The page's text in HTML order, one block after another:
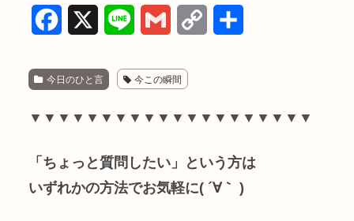
c
o
o
n a
i
今日のひと言 今この瞬間
▼▼▼▼▼▼▼▼▼▼▼▼▼▼▼▼▼▼▼▼
「ちょっと質問したい」という方は
いずれかの方法でお気軽に( ´∀｀ )